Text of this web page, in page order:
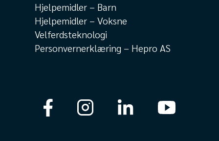
Hjelpemidler – Barn
Hjelpemidler – Voksne
Velferdsteknologi
Personvernerklæring – Hepro AS